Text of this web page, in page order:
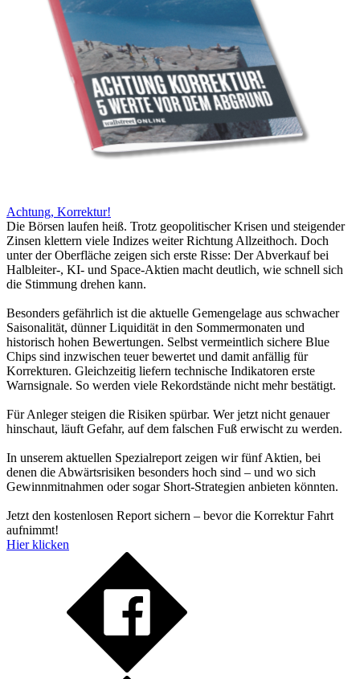
Achtung, Korrektur!
Die Börsen laufen heiß. Trotz geopolitischer Krisen und steigender
Zinsen klettern viele Indizes weiter Richtung Allzeithoch. Doch
unter der Oberfläche zeigen sich erste Risse: Der Abverkauf bei
Halbleiter-, KI- und Space-Aktien macht deutlich, wie schnell sich
die Stimmung drehen kann.
Besonders gefährlich ist die aktuelle Gemengelage aus schwacher
Saisonalität, dünner Liquidität in den Sommermonaten und
historisch hohen Bewertungen. Selbst vermeintlich sichere Blue
Chips sind inzwischen teuer bewertet und damit anfällig für
Korrekturen. Gleichzeitig liefern technische Indikatoren erste
Warnsignale. So werden viele Rekordstände nicht mehr bestätigt.
Für Anleger steigen die Risiken spürbar. Wer jetzt nicht genauer
hinschaut, läuft Gefahr, auf dem falschen Fuß erwischt zu werden.
In unserem aktuellen Spezialreport zeigen wir fünf Aktien, bei
denen die Abwärtsrisiken besonders hoch sind – und wo sich
Gewinnmitnahmen oder sogar Short-Strategien anbieten könnten.
Jetzt den kostenlosen Report sichern – bevor die Korrektur Fahrt
aufnimmt!
Hier klicken